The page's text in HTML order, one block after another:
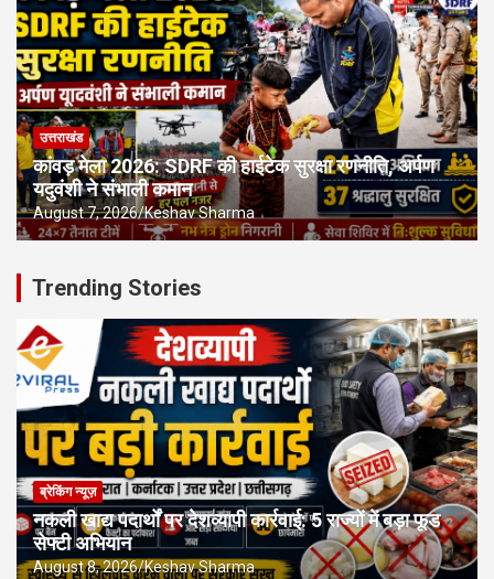
उत्तराखंड
कांवड़ मेला 2026: SDRF की हाईटेक सुरक्षा रणनीति, अर्पण
यदुवंशी ने संभाली कमान
August 7, 2026 Keshav Sharma
Trending Stories
ब्रेकिंग न्यूज़
नकली खाद्य पदार्थों पर देशव्यापी कार्रवाई: 5 राज्यों में बड़ा फूड
सेफ्टी अभियान
August 8, 2026 Keshav Sharma